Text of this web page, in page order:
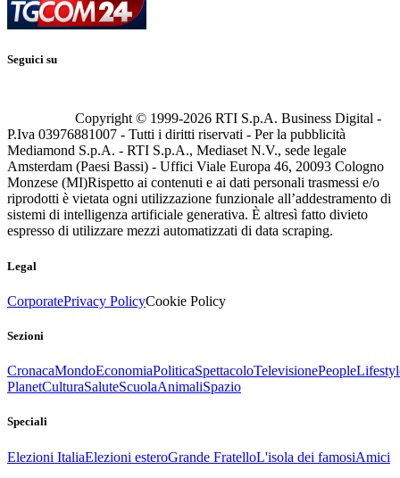
Seguici su
Copyright © 1999-2026 RTI S.p.A. Business Digital -
P.Iva 03976881007 - Tutti i diritti riservati - Per la pubblicità
Mediamond S.p.A. - RTI S.p.A., Mediaset N.V., sede legale
Amsterdam (Paesi Bassi) - Uffici Viale Europa 46, 20093 Cologno
Monzese (MI)Rispetto ai contenuti e ai dati personali trasmessi e/o
riprodotti è vietata ogni utilizzazione funzionale all’addestramento di
sistemi di intelligenza artificiale generativa. È altresì fatto divieto
espresso di utilizzare mezzi automatizzati di data scraping.
Legal
CorporatePrivacy PolicyCookie Policy
Sezioni
CronacaMondoEconomiaPoliticaSpettacoloTelevisionePeople
PlanetCulturaSaluteScuolaAnimaliSpazio
Speciali
Elezioni ItaliaElezioni esteroGrande FratelloL'isola dei famosiAmici